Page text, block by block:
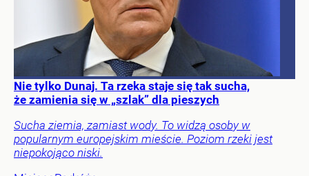
Nie tylko Dunaj. Ta rzeka staje się tak sucha,
że zamienia się w „szlak” dla pieszych
Sucha ziemia, zamiast wody. To widzą osoby w
popularnym europejskim mieście. Poziom rzeki jest
niepokojąco niski.